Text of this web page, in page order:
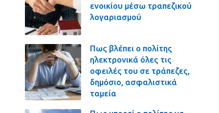
ενοικίου μέσω τραπεζικού
λογαριασμού
Πως βλέπει ο πολίτης
ηλεκτρονικά όλες τις
οφειλές του σε τράπεζες,
δημόσιο, ασφαλιστικά
ταμεία